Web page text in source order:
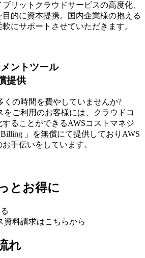
リットクラウドサービスの高度化、
的に資本提携。国内企業様の抱える
にサポートさせていただきます。
ントツール
提供
くの時間を費やしていませんか?
をご利⽤のお客様には、クラウドコ
ることができるAWSコストマネジ
」を無償にて提供しておりAWS
⼿伝いをしています。
とお得に
資料請求はこちらから
れ